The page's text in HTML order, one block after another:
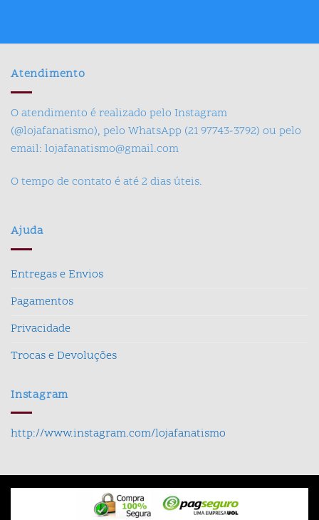
Atendimento
O atendimento é realizado pelo Instagram
(@lojafanatismo), pelo WhatsApp (21 97743-3792) ou pelo
email: lojafanatismo@gmail.com
O tempo de contato é até 2 dias úteis.
Ajuda
Entregas e Envios
Pagamentos
Privacidade
Trocas e Devoluções
Instagram
http://www.instagram.com/lojafanatismo